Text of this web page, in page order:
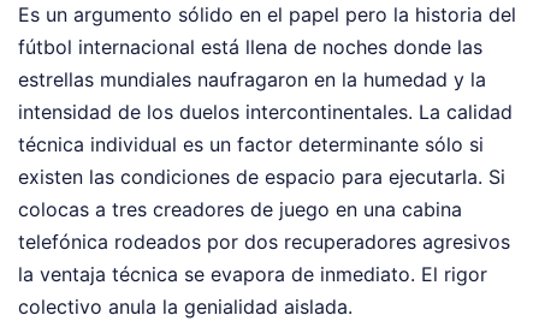
Es un argumento sólido en el papel pero la historia del
fútbol internacional está llena de noches donde las
estrellas mundiales naufragaron en la humedad y la
intensidad de los duelos intercontinentales. La calidad
técnica individual es un factor determinante sólo si
existen las condiciones de espacio para ejecutarla. Si
colocas a tres creadores de juego en una cabina
telefónica rodeados por dos recuperadores agresivos
la ventaja técnica se evapora de inmediato. El rigor
colectivo anula la genialidad aislada.